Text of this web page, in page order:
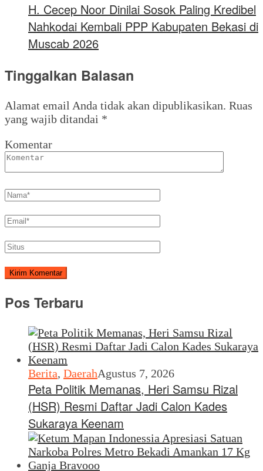
H. Cecep Noor Dinilai Sosok Paling Kredibel
Nahkodai Kembali PPP Kabupaten Bekasi di
Muscab 2026
Tinggalkan Balasan
Alamat email Anda tidak akan dipublikasikan. Ruas
yang wajib ditandai *
Komentar
Pos Terbaru
Berita, DaerahAgustus 7, 2026
Peta Politik Memanas, Heri Samsu Rizal
(HSR) Resmi Daftar Jadi Calon Kades
Sukaraya Keenam